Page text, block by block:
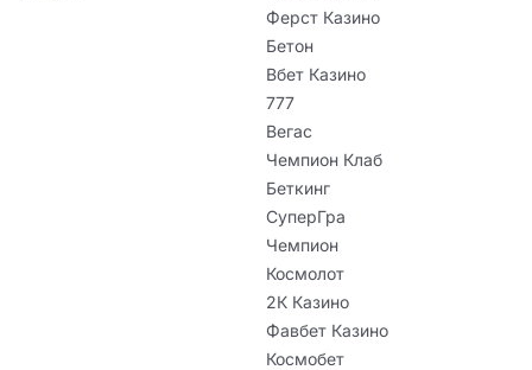
Ферст Казино
Бетон
Вбет Казино
777
Вегас
Чемпион Клаб
Беткинг
СуперГра
Чемпион
Космолот
2К Казино
Фавбет Казино
Космобет